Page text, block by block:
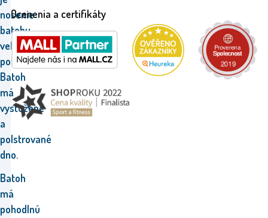
nosenie
batohu
veľmi
pohodlné.
Batoh
má
vystužené
a
polstrované
dno.
Batoh
má
pohodlnú
Ocenenia a certifikáty